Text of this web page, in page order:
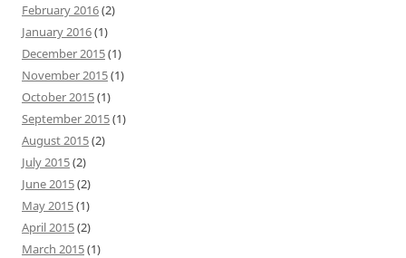
February 2016(2)
January 2016(1)
December 2015(1)
November 2015(1)
October 2015(1)
September 2015(1)
August 2015(2)
July 2015(2)
June 2015(2)
May 2015(1)
April 2015(2)
March 2015(1)